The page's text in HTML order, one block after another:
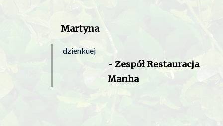
Martyna
dzienkuej
~ Zespół Restauracja
Manha